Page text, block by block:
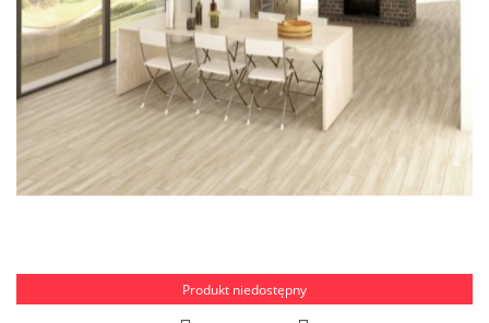
Produkt niedostępny